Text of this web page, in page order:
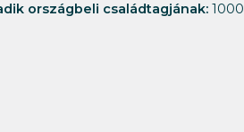
országbeli családtagjának: